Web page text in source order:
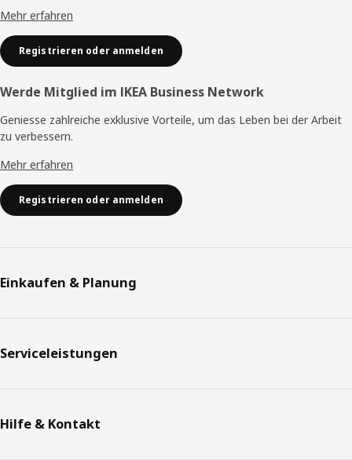
Mehr erfahren
Registrieren oder anmelden
Werde Mitglied im IKEA Business Network
Geniesse zahlreiche exklusive Vorteile, um das Leben bei der Arbeit
zu verbessern.
Mehr erfahren
Registrieren oder anmelden
Einkaufen & Planung
Serviceleistungen
Hilfe & Kontakt